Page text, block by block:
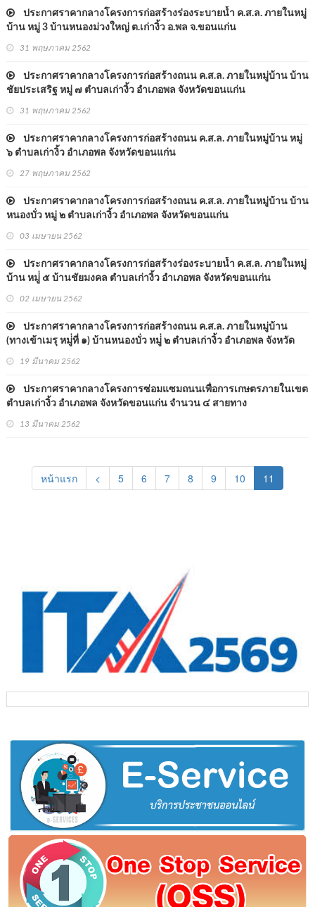
ประกาศราคากลางโครงการก่อสร้างร่องระบายน้ำ ค.ส.ล. ภายในหมู่
บ้าน หมู่ 3 บ้านหนองม่วงใหญ่ ต.เก่างิ้ว อ.พล จ.ขอนแก่น
31 พฤษภาคม 2562
ประกาศราคากลางโครงการก่อสร้างถนน ค.ส.ล. ภายในหมู่บ้าน บ้าน
ชัยประเสริฐ หมู่ ๗ ตำบลเก่างิ้ว อำเภอพล จังหวัดขอนแก่น
31 พฤษภาคม 2562
ประกาศราคากลางโครงการก่อสร้างถนน ค.ส.ล. ภายในหมู่บ้าน หมู่
๖ ตำบลเก่างิ้ว อำเภอพล จังหวัดขอนแก่น
27 พฤษภาคม 2562
ประกาศราคากลางโครงการก่อสร้างถนน ค.ส.ล. ภายในหมู่บ้าน บ้าน
หนองบั่ว หมู่ ๒ ตำบลเก่างิ้ว อำเภอพล จังหวัดขอนแก่น
03 เมษายน 2562
ประกาศราคากลางโครงการก่อสร้างร่องระบายน้ำ ค.ส.ล. ภายในหมู่
บ้าน หมู่่ ๕ บ้านชัยมงคล ตำบลเก่างิ้ว อำเภอพล จังหวัดขอนแก่น
02 เมษายน 2562
ประกาศราคากลางโครงการก่อสร้างถนน ค.ส.ล. ภายในหมู่บ้าน
(ทางเข้าเมรุ หมู่่ที่ ๑) บ้านหนองบั่ว หมู่่ ๒ ตำบลเก่างิ้ว อำเภอพล จังหวัด
ขอนแก่น
19 มีนาคม 2562
ประกาศราคากลางโครงการซ่อมแซมถนนเพื่อการเกษตรภายในเขต
ตำบลเก่างิ้ว อำเภอพล จังหวัดขอนแก่น จำนวน ๔ สายทาง
13 มีนาคม 2562
หน้าแรก < 5 6 7 8 9 10 11